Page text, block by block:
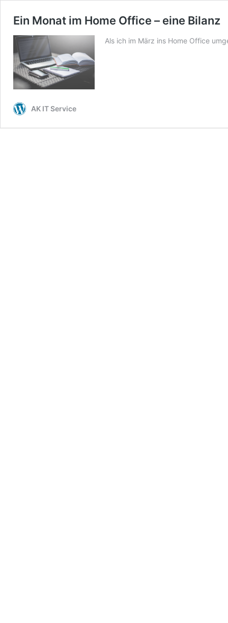
Ein Monat im Home Office – eine Bilanz
Als ich im März ins Home Office
AK IT Service